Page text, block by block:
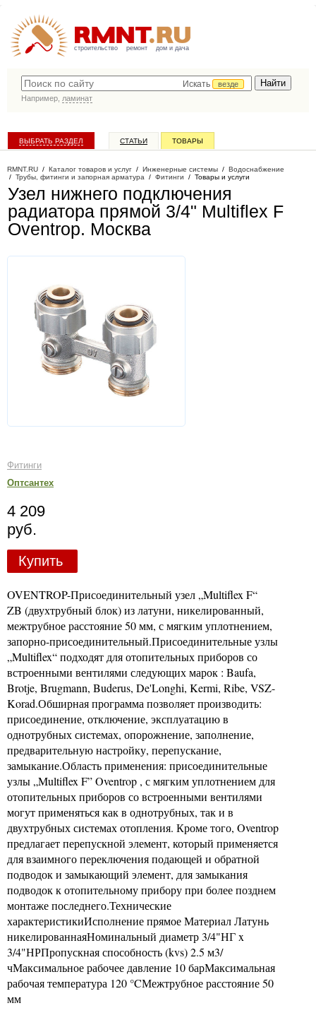
строительство ремонт дом и дача
Искать
везде
Например, ламинат
ВЫБРАТЬ РАЗДЕЛ СТАТЬИ ТОВАРЫ
RMNT.RU / Каталог товаров и услуг / Инженерные системы / Водоснабжение
/ Трубы, фитинги и запорная арматура / Фитинги / Товары и услуги
Узел нижнего подключения
радиатора прямой 3/4" Multiflex F
Oventrop. Москва
Фитинги
Оптсантех
4 209
руб.
Купить
OVENTROP-Присоединительный узел „Multiflex F“
ZB (двухтрубный блок) из латуни, никелированный,
межтрубное расстояние 50 мм, с мягким уплотнением,
запорно-присоединительный.Присоединительные узлы
„Multiflex“ подходят для отопительных приборов со
встроенными вентилями следующих марок : Baufa,
Brotje, Brugmann, Buderus, De'Longhi, Kermi, Ribe, VSZ-
Korad.Обширная программа позволяет производить:
присоединение, отключение, эксплуатацию в
однотрубных системах, опорожнение, заполнение,
предварительную настройку, перепускание,
замыкание.Область применения: присоединительные
узлы „Multiflex F” Oventrop , с мягким уплотнением для
отопительных приборов со встроенными вентилями
могут применяться как в однотрубных, так и в
двухтрубных системах отопления. Кроме того, Oventrop
предлагает перепускной элемент, который применяется
для взаимного переключения подающей и обратной
подводок и замыкающий элемент, для замыкания
подводок к отопительному прибору при более позднем
монтаже последнего.Технические
характеристикиИсполнение прямое Материал Латунь
никелированнаяНоминальный диаметр 3/4"НГ x
3/4"НРПропускная способность (kvs) 2.5 м3/
чМаксимальное рабочее давление 10 барМаксимальная
рабочая температура 120 °CМежтрубное расстояние 50
мм